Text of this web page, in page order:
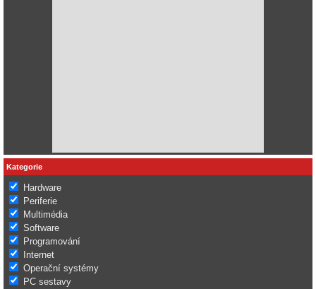
Kategorie
Hardware
Periferie
Multimédia
Software
Programování
Internet
Operační systémy
PC sestavy